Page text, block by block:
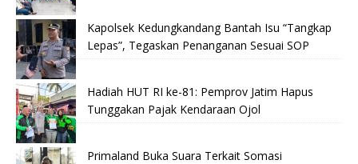
Kapolsek Kedungkandang Bantah Isu “Tangkap
Lepas”, Tegaskan Penanganan Sesuai SOP
Hadiah HUT RI ke-81: Pemprov Jatim Hapus
Tunggakan Pajak Kendaraan Ojol
Primaland Buka Suara Terkait Somasi